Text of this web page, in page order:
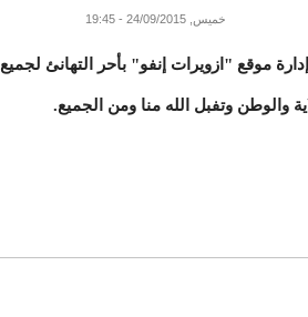
خميس, 24/09/2015 - 19:45
موقع "ازويرات إنفو" بأحر التهانئ لجميع
والوطن وتفبل الله منا ومن الجميع.